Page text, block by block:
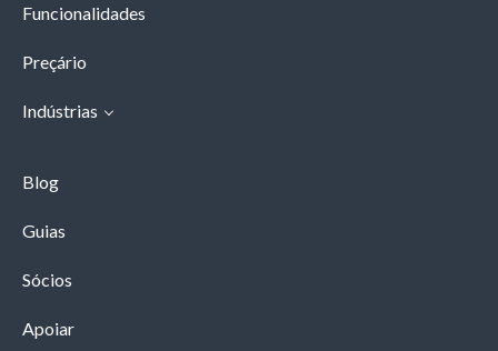
Funcionalidades
Preçário
Indústrias
Blog
Guias
Sócios
Apoiar